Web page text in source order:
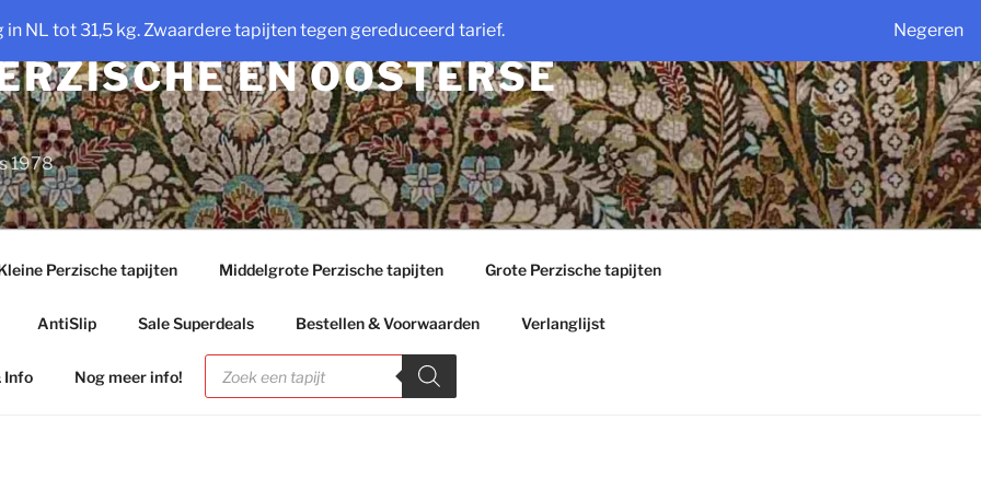
NL tot 31,5 kg. Zwaardere tapijten tegen gereduceerd tarief. Negeren
EN OOSTERSE
1978
Perzische tapijten Middelgrote Perzische tapijten Grote Perzische tapijten
AntiSlip Sale Superdeals Bestellen & Voorwaarden Verlanglijst
Info Nog meer info!
Producten
zoeken